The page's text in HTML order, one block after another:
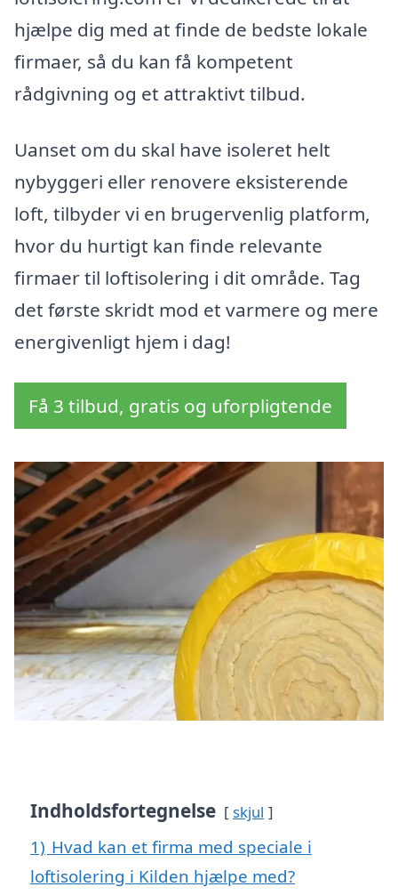
hjælpe dig med at finde de bedste lokale
firmaer, så du kan få kompetent
rådgivning og et attraktivt tilbud.
Uanset om du skal have isoleret helt
nybyggeri eller renovere eksisterende
loft, tilbyder vi en brugervenlig platform,
hvor du hurtigt kan finde relevante
firmaer til loftisolering i dit område. Tag
det første skridt mod et varmere og mere
energivenligt hjem i dag!
Få 3 tilbud, gratis og uforpligtende
Indholdsfortegnelse skjul
1) Hvad kan et firma med speciale i
loftisolering i Kilden hjælpe med?